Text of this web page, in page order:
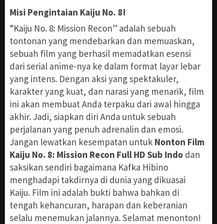
Misi Pengintaian Kaiju No. 8!
“Kaiju No. 8: Mission Recon” adalah sebuah
tontonan yang mendebarkan dan memuaskan,
sebuah film yang berhasil memadatkan esensi
dari serial anime-nya ke dalam format layar lebar
yang intens. Dengan aksi yang spektakuler,
karakter yang kuat, dan narasi yang menarik, film
ini akan membuat Anda terpaku dari awal hingga
akhir. Jadi, siapkan diri Anda untuk sebuah
perjalanan yang penuh adrenalin dan emosi.
Jangan lewatkan kesempatan untuk Nonton Film
Kaiju No. 8: Mission Recon Full HD Sub Indo dan
saksikan sendiri bagaimana Kafka Hibino
menghadapi takdirnya di dunia yang dikuasai
Kaiju. Film ini adalah bukti bahwa bahkan di
tengah kehancuran, harapan dan keberanian
selalu menemukan jalannya. Selamat menonton!